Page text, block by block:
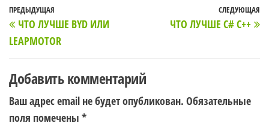
Навигация
по
записям
Предыдущая
запись
ПРЕДЫДУЩАЯ
ЧТО ЛУЧШЕ BYD ИЛИ
LEAPMOTOR
СЛЕДУЮЩАЯ
ЧТО ЛУЧШЕ C# C++
Добавить комментарий
Ваш адрес email не будет опубликован. Обязательные
поля помечены *